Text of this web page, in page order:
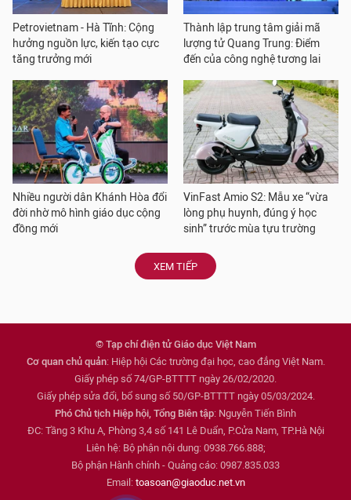
Petrovietnam - Hà Tĩnh: Cộng
hưởng nguồn lực, kiến tạo cực
tăng trưởng mới
Thành lập trung tâm giải mã
lượng tử Quang Trung: Điểm
đến của công nghệ tương lai
Nhiều người dân Khánh Hòa đổi
đời nhờ mô hình giáo dục cộng
đồng mới
VinFast Amio S2: Mẫu xe “vừa
lòng phụ huynh, đúng ý học
sinh” trước mùa tựu trường
XEM TIẾP
© Tạp chí điện tử Giáo dục Việt Nam
Cơ quan chủ quản: Hiệp hội Các trường đại học, cao đẳng Việt Nam.
Giấy phép số 74/GP-BTTTT ngày 26/02/2020.
Giấy phép sửa đổi, bổ sung số 50/GP-BTTTT ngày 05/03/2024.
Phó Chủ tịch Hiệp hội, Tổng Biên tập: Nguyễn Tiến Bình
ĐC: Tầng 3 Khu A, Phòng 3,4 số 141 Lê Duẩn, P.Cửa Nam, TP.Hà Nội
Liên hệ: Bộ phận nội dung: 0938.766.888;
Bộ phận Hành chính - Quảng cáo: 0987.835.033
Email: toasoan@giaoduc.net.vn